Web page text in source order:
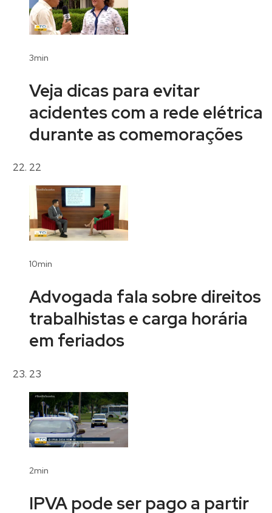
3min
Veja dicas para evitar
acidentes com a rede elétrica
durante as comemorações
22
10min
Advogada fala sobre direitos
trabalhistas e carga horária
em feriados
23
2min
IPVA pode ser pago a partir